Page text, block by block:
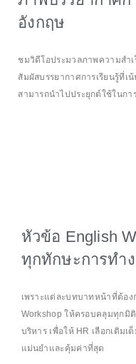
อังกฤษ
ชมวิดีโอประมวลภาพความสำ
สัมผัสบรรยากาศการเรียนรู้ที่เ
สามารถนำไปประยุกต์ใช้ในกา
หัวข้อ English
ทุกทักษะการทำ
เพราะแต่ละบทบาทหน้าที่ต้อ
Workshop ให้ครอบคลุมทุกมิ
บริหาร เพื่อให้ HR เลือกเติม
แม่นยำและคุ้มค่าที่สุด